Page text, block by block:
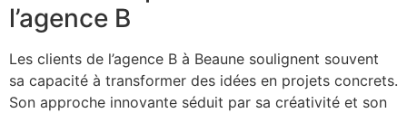
l’agence B
Les clients de l’agence B à Beaune soulignent souvent
sa capacité à transformer des idées en projets concrets.
Son approche innovante séduit par sa créativité et son